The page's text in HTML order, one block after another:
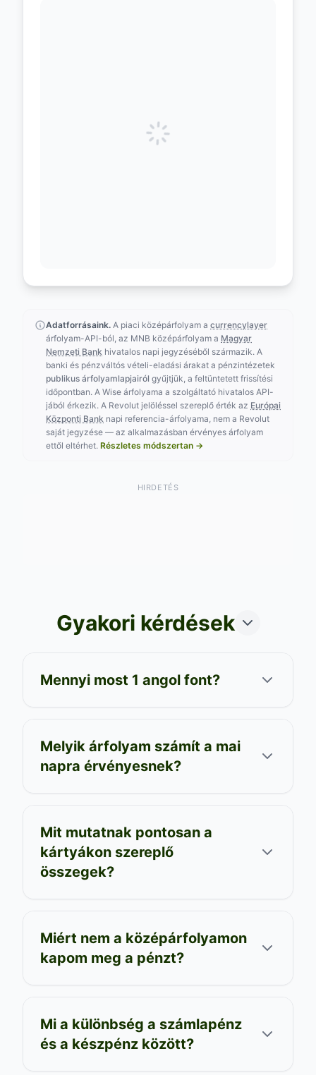
Adatforrásaink. A piaci középárfolyam a currencylayer
árfolyam-API-ból, az MNB középárfolyam a Magyar
Nemzeti Bank hivatalos napi jegyzéséből származik. A
banki és pénzváltós vételi-eladási árakat a pénzintézetek
publikus árfolyamlapjairól gyűjtjük, a feltüntetett frissítési
időpontban. A Wise árfolyama a szolgáltató hivatalos API-
jából érkezik. A Revolut jelöléssel szereplő érték az Európai
Központi Bank napi referencia-árfolyama, nem a Revolut
saját jegyzése — az alkalmazásban érvényes árfolyam
ettől eltérhet. Részletes módszertan →
HIRDETÉS
Gyakori kérdések
Mennyi most 1 angol font?
Melyik árfolyam számít a mai
napra érvényesnek?
Mit mutatnak pontosan a
kártyákon szereplő
összegek?
Miért nem a középárfolyamon
kapom meg a pénzt?
Mi a különbség a számlapénz
és a készpénz között?